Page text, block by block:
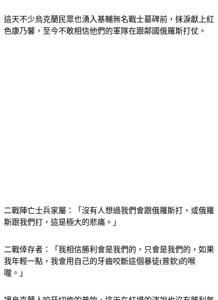
這天不少烏克蘭民眾也湧入基輔無名戰士墓碑前，抹淚獻上紅
二戰陣亡士兵家屬：「沒有人想過我們會跟俄羅斯打，或俄羅
二戰倖存者：「我相信勝利會是我們的，只會是我們的，如果
我年輕一點，我會用自己的牙齒咬斷這個暴徒(普欽)的喉